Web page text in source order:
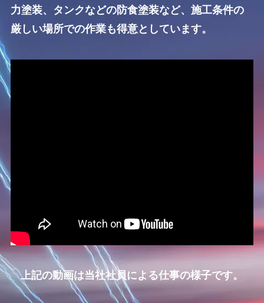
力塗装、タンクなどの防食塗装など、施工条件の
厳しい場所での作業も得意としています。
上記の動画は当社社員による仕事の様子です。